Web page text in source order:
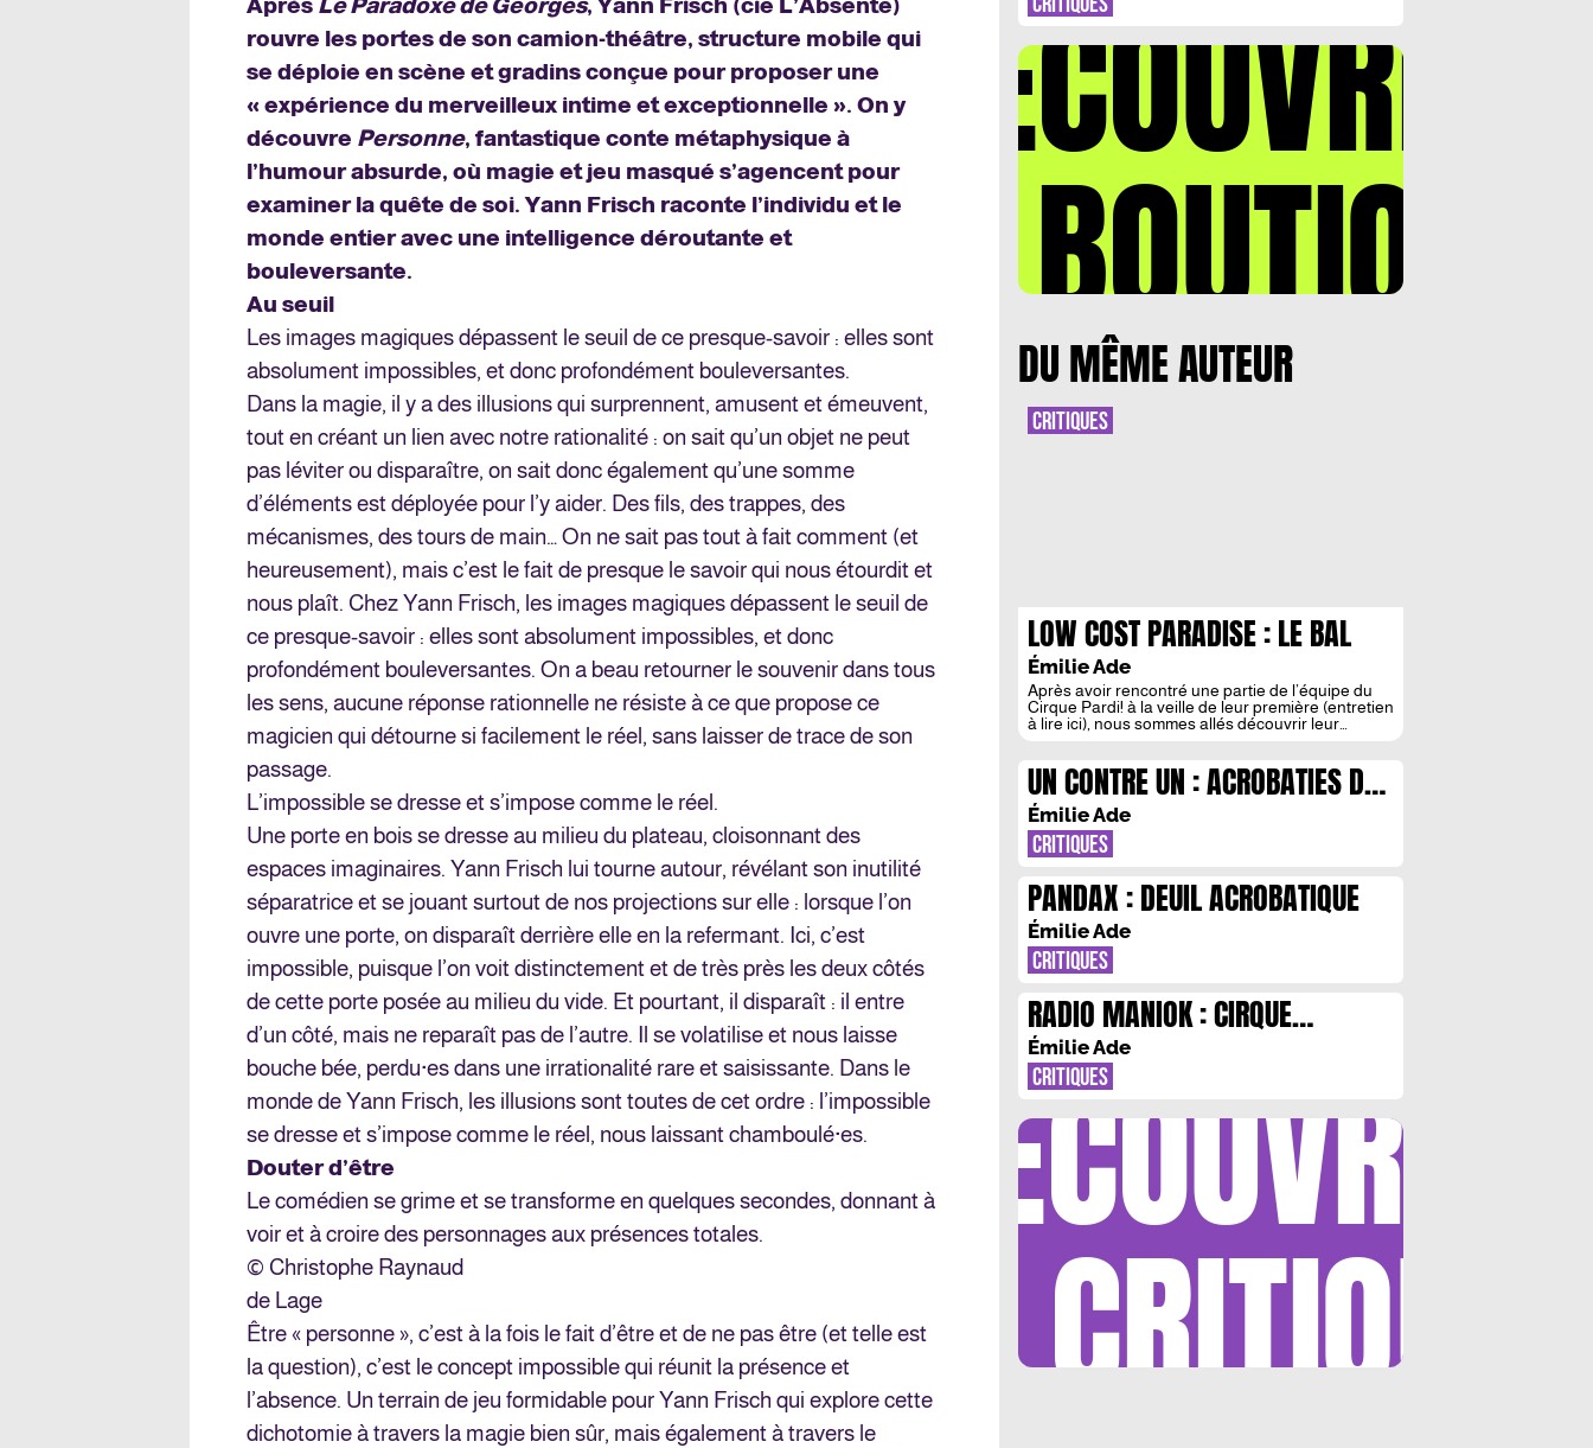
Après Le Paradoxe de Georges, Yann Frisch (cie L’Absente)
rouvre les portes de son camion-théâtre, structure mobile qui
se déploie en scène et gradins conçue pour proposer une
« expérience du merveilleux intime et exceptionnelle ». On y
découvre Personne, fantastique conte métaphysique à
l’humour absurde, où magie et jeu masqué s’agencent pour
examiner la quête de soi. Yann Frisch raconte l’individu et le
monde entier avec une intelligence déroutante et
bouleversante.
Au seuil
Les images magiques dépassent le seuil de ce presque-savoir : elles sont
absolument impossibles, et donc profondément bouleversantes.
Dans la magie, il y a des illusions qui surprennent, amusent et émeuvent,
tout en créant un lien avec notre rationalité : on sait qu’un objet ne peut
pas léviter ou disparaître, on sait donc également qu’une somme
d’éléments est déployée pour l’y aider. Des fils, des trappes, des
mécanismes, des tours de main… On ne sait pas tout à fait comment (et
heureusement), mais c’est le fait de presque le savoir qui nous étourdit et
nous plaît. Chez Yann Frisch, les images magiques dépassent le seuil de
ce presque-savoir : elles sont absolument impossibles, et donc
profondément bouleversantes. On a beau retourner le souvenir dans tous
les sens, aucune réponse rationnelle ne résiste à ce que propose ce
magicien qui détourne si facilement le réel, sans laisser de trace de son
passage.
L’impossible se dresse et s’impose comme le réel.
Une porte en bois se dresse au milieu du plateau, cloisonnant des
espaces imaginaires. Yann Frisch lui tourne autour, révélant son inutilité
séparatrice et se jouant surtout de nos projections sur elle : lorsque l’on
ouvre une porte, on disparaît derrière elle en la refermant. Ici, c’est
impossible, puisque l’on voit distinctement et de très près les deux côtés
de cette porte posée au milieu du vide. Et pourtant, il disparaît : il entre
d’un côté, mais ne reparaît pas de l’autre. Il se volatilise et nous laisse
bouche bée, perdu·es dans une irrationalité rare et saisissante. Dans le
monde de Yann Frisch, les illusions sont toutes de cet ordre : l’impossible
se dresse et s’impose comme le réel, nous laissant chamboulé·es.
Douter d’être
Le comédien se grime et se transforme en quelques secondes, donnant à
voir et à croire des personnages aux présences totales.
© Christophe Raynaud
de Lage
Être « personne », c’est à la fois le fait d’être et de ne pas être (et telle est
la question), c’est le concept impossible qui réunit la présence et
l’absence. Un terrain de jeu formidable pour Yann Frisch qui explore cette
dichotomie à travers la magie bien sûr, mais également à travers le
DÉCOUVREZ
LA BOUTIQUE
DU MÊME AUTEUR
LOW COST PARADISE : LE BAL
DES IMPARFAITS
Émilie Ade
Après avoir rencontré une partie de l’équipe du
Cirque Pardi! à la veille de leur première (entretien
à lire ici), nous sommes allés découvrir leur
de L’Azimut. La troupe de cirque itinérant propose
ici, sous son chapiteau jaune, un spectacle […]
CRITIQUES
UN CONTRE UN : ACROBATIES DU
SENSIBLE
Émilie Ade
CRITIQUES
PANDAX : DEUIL ACROBATIQUE
Émilie Ade
CRITIQUES
RADIO MANIOK : CIRQUE
REMPART
Émilie Ade
CRITIQUES
DÉCOUVRIR
LES